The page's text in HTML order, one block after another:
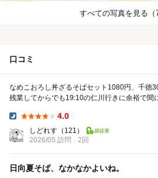
すべての写真を見る（
口コミ
なめこおろし丼ざるそばセット1080円、千徳
残業してからでも19:10の仁川行きに余裕で間
4.0
しどれす （121）
2026/05 訪問
2回
日向夏そば、なかなかよいね。